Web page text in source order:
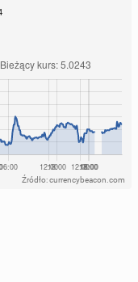
Źródło: currencybeacon.com